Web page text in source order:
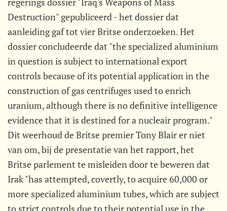
Destruction" gepubliceerd - het dossier dat
aanleiding gaf tot vier Britse onderzoeken. Het
dossier concludeerde dat "the specialized aluminium
in question is subject to international export
controls because of its potential application in the
construction of gas centrifuges used to enrich
uranium, although there is no definitive intelligence
evidence that it is destined for a nucleair program."
Dit weerhoud de Britse premier Tony Blair er niet
van om, bij de presentatie van het rapport, het
Britse parlement te misleiden door te beweren dat
Irak "has attempted, covertly, to acquire 60,000 or
more specialized aluminium tubes, which are subject
to strict controls due to their potential use in the